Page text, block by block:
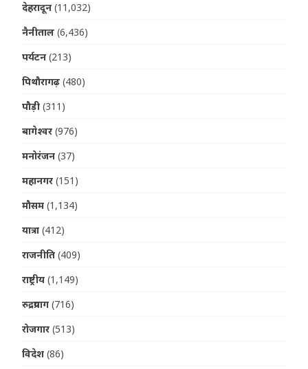
देहरादून (11,032)
नैनीताल (6,436)
पर्यटन (213)
पिथौरागढ़ (480)
पौड़ी (311)
बागेश्वर (976)
मनोरंजन (37)
महानगर (151)
मौसम (1,134)
यात्रा (412)
राजनीति (409)
राष्ट्रीय (1,149)
रुद्रप्रयाग (716)
रोजगार (513)
विदेश (86)